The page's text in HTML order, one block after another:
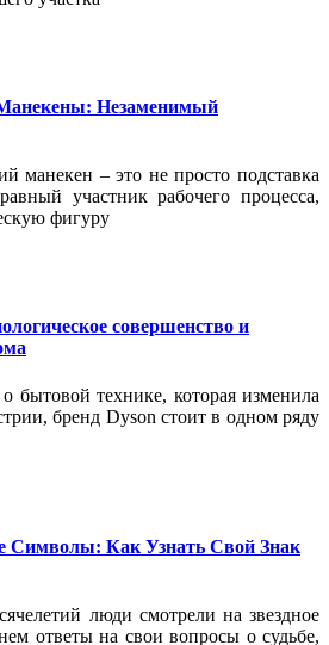
Незаменимый
манекен – это не просто подставка
участник рабочего процесса,
фигуру
совершенство и
о бытовой технике, которая изменила
бренд Dyson стоит в одном ряду
Символы: Как Узнать Свой Знак
люди смотрели на звездное
ответы на свои вопросы о судьбе,